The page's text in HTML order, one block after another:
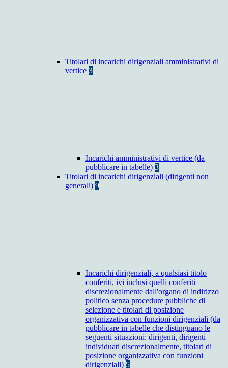
Titolari di incarichi dirigenziali amministrativi di
vertice 3
Incarichi amministrativi di vertice (da
pubblicare in tabelle) 3
Titolari di incarichi dirigenziali (dirigenti non
generali) 9
Incarichi dirigenziali, a qualsiasi titolo
conferiti, ivi inclusi quelli conferiti
discrezionalmente dall'organo di indirizzo
politico senza procedure pubbliche di
selezione e titolari di posizione
organizzativa con funzioni dirigenziali (da
pubblicare in tabelle che distinguano le
seguenti situazioni: dirigenti, dirigenti
individuati discrezionalmente, titolari di
posizione organizzativa con funzioni
dirigenziali) 5